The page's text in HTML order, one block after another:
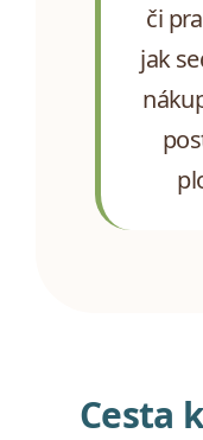
či
jak
Cesta